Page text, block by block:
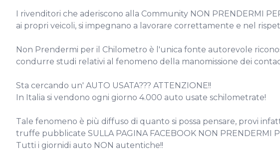
I rivenditori che aderiscono alla Community NON PRENDERMI
ai propri veicoli, si impegnano a lavorare correttamente e nel
Non Prendermi per il Chilometro è l'unica fonte autorevole
condurre studi relativi al fenomeno della manomissione dei
Sta cercando un' AUTO USATA??? ATTENZIONE!!
In Italia si vendono ogni giorno 4.000 auto usate schilometrate!
Tale fenomeno è più diffuso di quanto si possa pensare, provi
truffe pubblicate SULLA PAGINA FACEBOOK NON PRENDERMI
Tutti i giornidi auto NON autentiche!!